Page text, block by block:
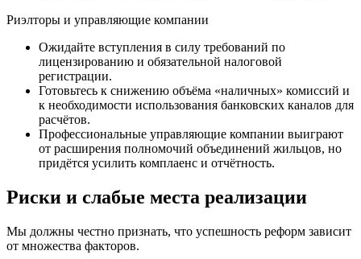
Риэлторы и управляющие компании
Ожидайте вступления в силу требований по
лицензированию и обязательной налоговой
регистрации.
Готовьтесь к снижению объёма «наличных» комиссий и
к необходимости использования банковских каналов для
расчётов.
Профессиональные управляющие компании выиграют
от расширения полномочий объединений жильцов, но
придётся усилить комплаенс и отчётность.
Риски и слабые места реализации
Мы должны честно признать, что успешность реформ зависит
от множества факторов.